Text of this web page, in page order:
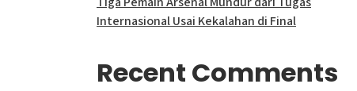
Internasional Usai Kekalahan di Final
Recent Comments